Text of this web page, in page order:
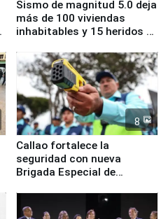
Sismo de magnitud 5.0 deja
más de 100 viviendas
inhabitables y 15 heridos en
8
Callao fortalece la
seguridad con nueva
Brigada Especial de
equipamiento para
Serenazgo